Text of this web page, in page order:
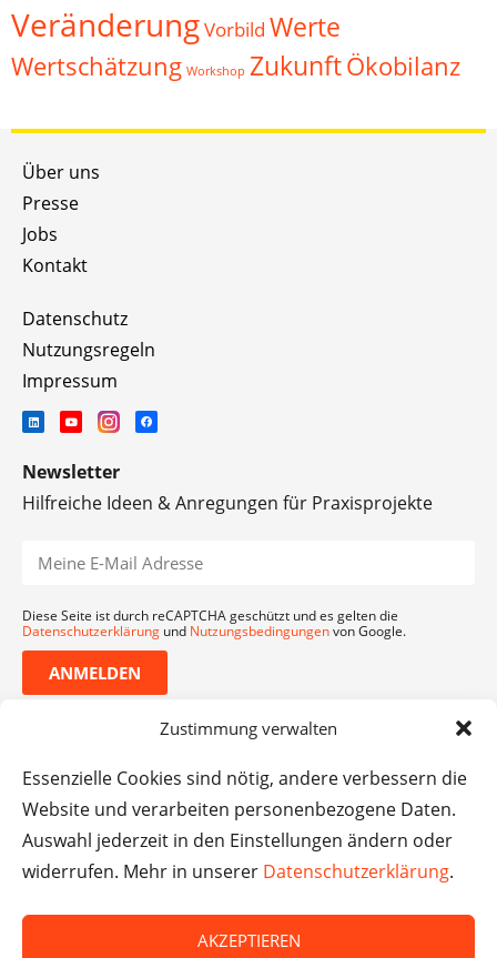
Zustimmung verwalten
Essenzielle Cookies sind nötig, andere verbessern die
Website und verarbeiten personenbezogene Daten.
Auswahl jederzeit in den Einstellungen ändern oder
widerrufen. Mehr in unserer Datenschutzerklärung.
AKZEPTIEREN
VeränderungVorbild Werte
Wertschätzung Workshop ZukunftÖkobilanz
Über uns
Presse
Jobs
Kontakt
Datenschutz
Nutzungsregeln
Impressum
Newsletter
Hilfreiche Ideen & Anregungen für Praxisprojekte
Diese Seite ist durch reCAPTCHA geschützt und es gelten die
Datenschutzerklärung und Nutzungsbedingungenvon Google.
ANMELDEN